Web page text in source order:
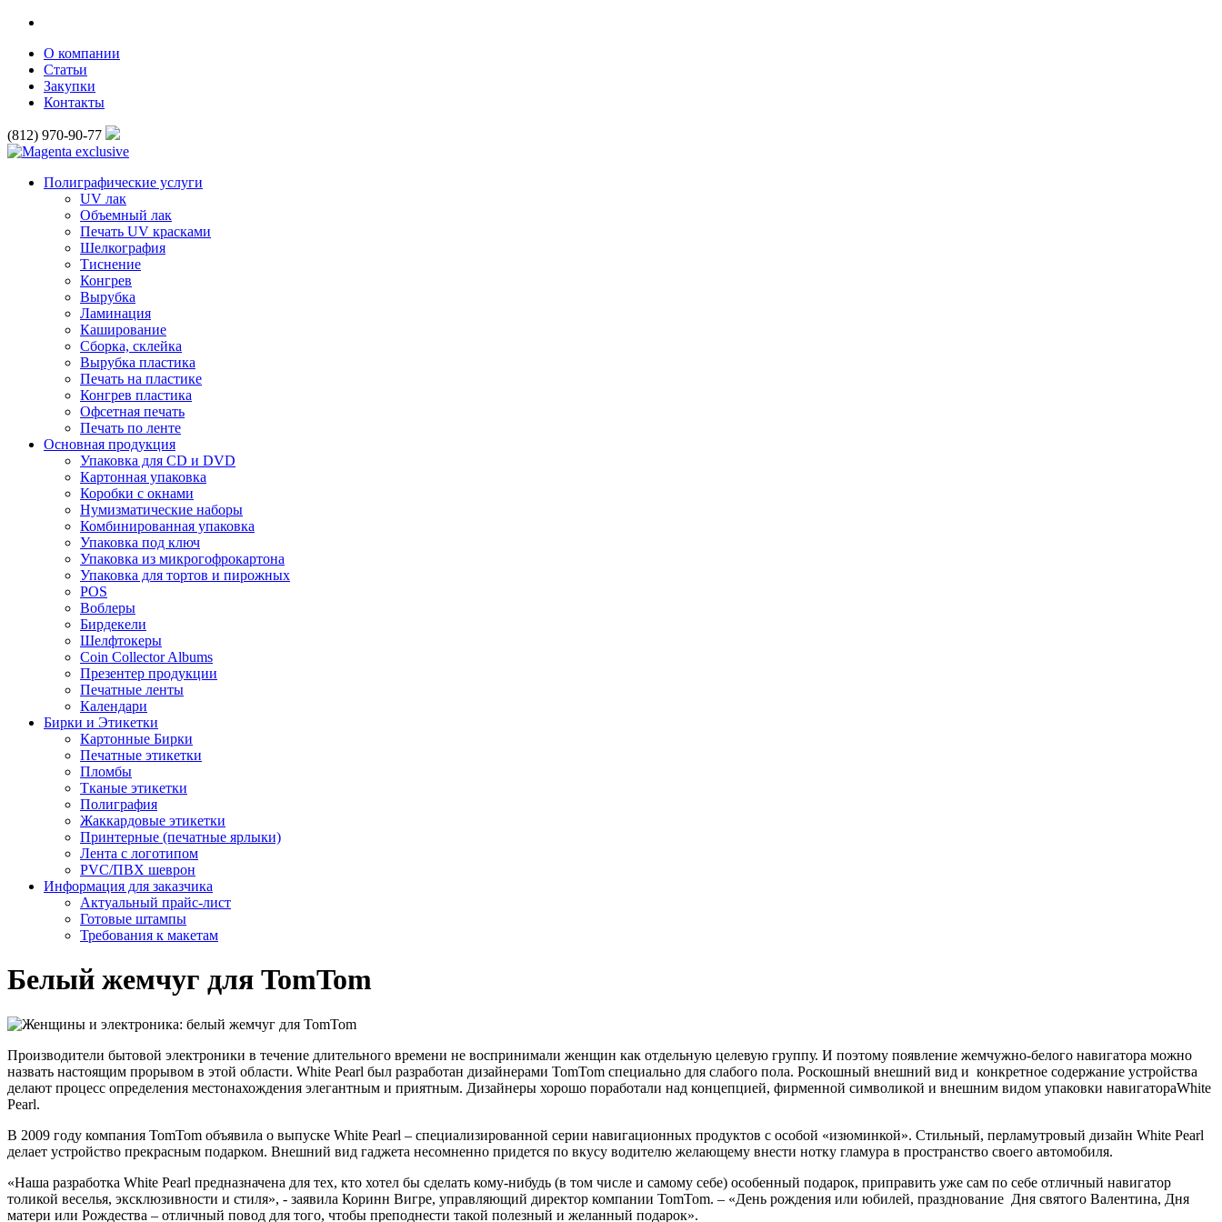
О компании
Статьи
Закупки
Контакты
(812) 970-90-77
Полиграфические услуги
UV лак
Объемный лак
Печать UV красками
Шелкография
Тиснение
Конгрев
Вырубка
Ламинация
Каширование
Сборка, склейка
Вырубка пластика
Печать на пластике
Конгрев пластика
Офсетная печать
Печать по ленте
Основная продукция
Упаковка для CD и DVD
Картонная упаковка
Коробки с окнами
Нумизматические наборы
Комбинированная упаковка
Упаковка под ключ
Упаковка из микрогофрокартона
Упаковка для тортов и пирожных
POS
Воблеры
Бирдекели
Шелфтокеры
Coin Collector Albums
Презентер продукции
Печатные ленты
Календари
Бирки и Этикетки
Картонные Бирки
Печатные этикетки
Пломбы
Тканые этикетки
Полиграфия
Жаккардовые этикетки
Принтерные (печатные ярлыки)
Лента с логотипом
PVC/ПВХ шеврон
Информация для заказчика
Актуальный прайс-лист
Готовые штампы
Требования к макетам
Белый жемчуг для TomTom
Производители бытовой электроники в течение длительного времени не воспринимали женщин как отдельную целевую группу. И поэтому появление жемчужно-белого навигатора можно
назвать настоящим прорывом в этой области. White Pearl был разработан дизайнерами TomTom специально для слабого пола. Роскошный внешний вид и конкретное содержание устройства
делают процесс определения местонахождения элегантным и приятным. Дизайнеры хорошо поработали над концепцией, фирменной символикой и внешним видом упаковки навигатораWhite
Pearl.
В 2009 году компания TomTom объявила о выпуске White Pearl – специализированной серии навигационных продуктов с особой «изюминкой». Стильный, перламутровый дизайн White Pearl
делает устройство прекрасным подарком. Внешний вид гаджета несомненно придется по вкусу водителю желающему внести нотку гламура в пространство своего автомобиля.
«Наша разработка White Pearl предназначена для тех, кто хотел бы сделать кому-нибудь (в том числе и самому себе) особенный подарок, приправить уже сам по себе отличный навигатор
толикой веселья, эксклюзивности и стиля», - заявила Коринн Вигре, управляющий директор компании TomTom. – «День рождения или юбилей, празднование Дня святого Валентина, Дня
матери или Рождества – отличный повод для того, чтобы преподнести такой полезный и желанный подарок».